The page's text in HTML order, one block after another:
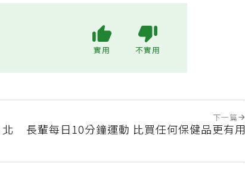
下一篇
長輩每日10分鐘運動 比買任何保健品更有用